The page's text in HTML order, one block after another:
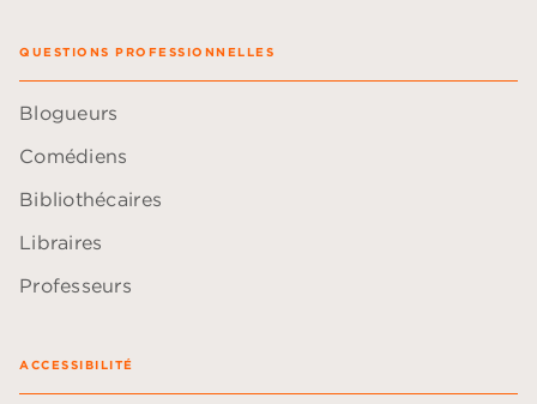
QUESTIONS PROFESSIONNELLES
Blogueurs
Comédiens
Bibliothécaires
Libraires
Professeurs
ACCESSIBILITÉ